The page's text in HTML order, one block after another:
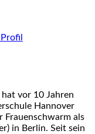
vor 10 Jahren
Hannover
Frauenschwarm als
in Berlin. Seit sein